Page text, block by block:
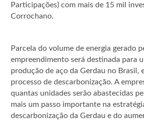
Participações) com mais de 15 mil
Corrochano.
Parcela do volume de energia gerado
empreendimento será destinada para
produção de aço da Gerdau no Brasil,
processo de descarbonização. A
quantas unidades serão abastecidas
mais um passo importante na
descarbonização da Gerdau e do